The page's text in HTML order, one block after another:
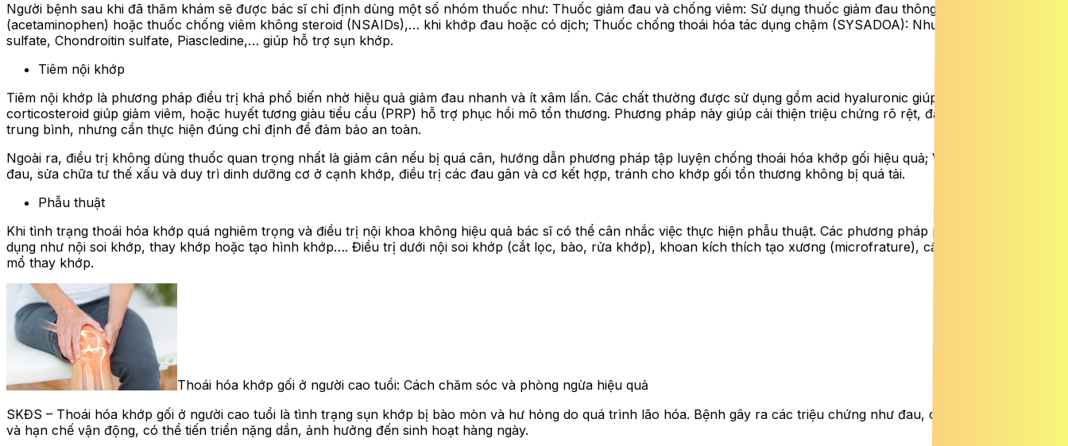
Người bệnh sau khi đã thăm khám sẽ được bác sĩ chỉ định dùng một số nhóm thuốc như: Thuốc giảm đau và chống viêm: Sử dụng thuốc giảm đau thông thường
(acetaminophen) hoặc thuốc chống viêm không steroid (NSAIDs),… khi khớp đau hoặc có dịch; Thuốc chống thoái hóa tác dụng chậm (SYSADOA): Như Glucosamine
sulfate, Chondroitin sulfate, Piascledine,… giúp hỗ trợ sụn khớp.
Tiêm nội khớp
Tiêm nội khớp là phương pháp điều trị khá phổ biến nhờ hiệu quả giảm đau nhanh và ít xâm lấn. Các chất thường được sử dụng gồm acid hyaluronic giúp bôi trơn khớp,
corticosteroid giúp giảm viêm, hoặc huyết tương giàu tiểu cầu (PRP) hỗ trợ phục hồi mô tổn thương. Phương pháp này giúp cải thiện triệu chứng rõ rệt, đặc biệt ở giai đoạn
trung bình, nhưng cần thực hiện đúng chỉ định để đảm bảo an toàn.
Ngoài ra, điều trị không dùng thuốc quan trọng nhất là giảm cân nếu bị quá cân, hướng dẫn phương pháp tập luyện chống thoái hóa khớp gối hiệu quả; Vật lý trị liệu để giảm
đau, sửa chữa tư thế xấu và duy trì dinh dưỡng cơ ở cạnh khớp, điều trị các đau gân và cơ kết hợp, tránh cho khớp gối tổn thương không bị quá tải.
Phẫu thuật
Khi tình trạng thoái hóa khớp quá nghiêm trọng và điều trị nội khoa không hiệu quả bác sĩ có thể cân nhắc việc thực hiện phẫu thuật. Các phương pháp phẫu thuật có thể sử
dụng như nội soi khớp, thay khớp hoặc tạo hình khớp…. Điều trị dưới nội soi khớp (cắt lọc, bào, rửa khớp), khoan kích thích tạo xương (microfrature), cấy ghép tế bào sụn,
mổ thay khớp.
Thoái hóa khớp gối ở người cao tuổi: Cách chăm sóc và phòng ngừa hiệu quả
SKĐS – Thoái hóa khớp gối ở người cao tuổi là tình trạng sụn khớp bị bào mòn và hư hỏng do quá trình lão hóa. Bệnh gây ra các triệu chứng như đau, cứng khớp, sưng tấy
và hạn chế vận động, có thể tiến triển nặng dần, ảnh hưởng đến sinh hoạt hàng ngày.